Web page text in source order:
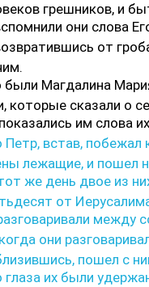
грешников, и
они слова
от
были Магдалина
которые сказали о
им слова
встав, побежал
лежащие, и пошел
же день двое из
от
между
они
пошел с
глаза их были